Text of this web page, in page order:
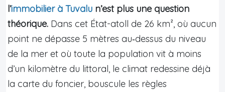
l’immobilier à Tuvalu n’est plus une question
théorique. Dans cet État-atoll de 26 km², où aucun
point ne dépasse 5 mètres au‑dessus du niveau
de la mer et où toute la population vit à moins
d’un kilomètre du littoral, le climat redessine déjà
la carte du foncier, bouscule les règles